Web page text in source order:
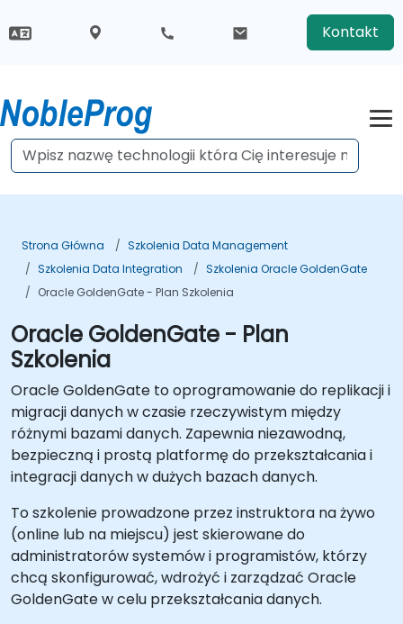
Kontakt
Strona Główna
Szkolenia Data Management
Szkolenia Data Integration
Szkolenia Oracle GoldenGate
Oracle GoldenGate - Plan Szkolenia
Oracle GoldenGate - Plan
Szkolenia
Oracle GoldenGate to oprogramowanie do replikacji i
migracji danych w czasie rzeczywistym między
różnymi bazami danych. Zapewnia niezawodną,
bezpieczną i prostą platformę do przekształcania i
integracji danych w dużych bazach danych.
To szkolenie prowadzone przez instruktora na żywo
(online lub na miejscu) jest skierowane do
administratorów systemów i programistów, którzy
chcą skonfigurować, wdrożyć i zarządzać Oracle
GoldenGate w celu przekształcania danych.